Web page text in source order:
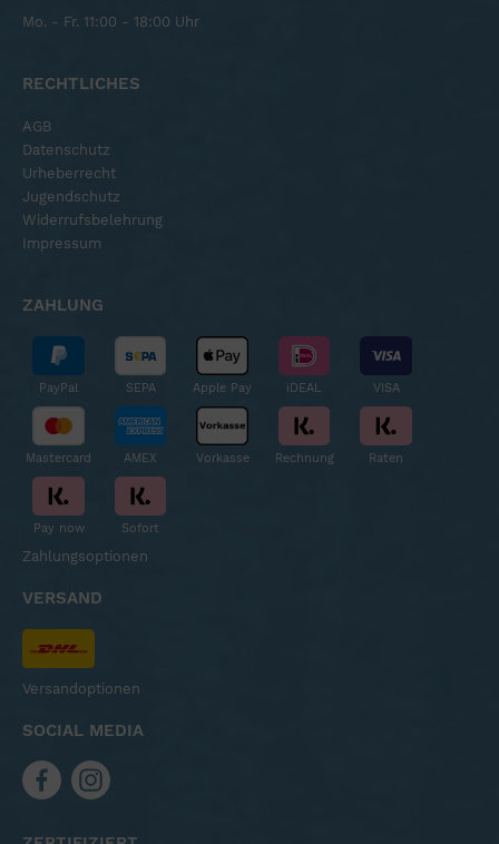
Mo. - Fr. 11:00 - 18:00 Uhr
RECHTLICHES
AGB
Datenschutz
Urheberrecht
Jugendschutz
Widerrufsbelehrung
Impressum
ZAHLUNG
PayPal SEPA Apple Pay iDEAL VISA
Mastercard AMEX Vorkasse Rechnung Raten
Pay now Sofort
Zahlungsoptionen
VERSAND
Versandoptionen
SOCIAL MEDIA